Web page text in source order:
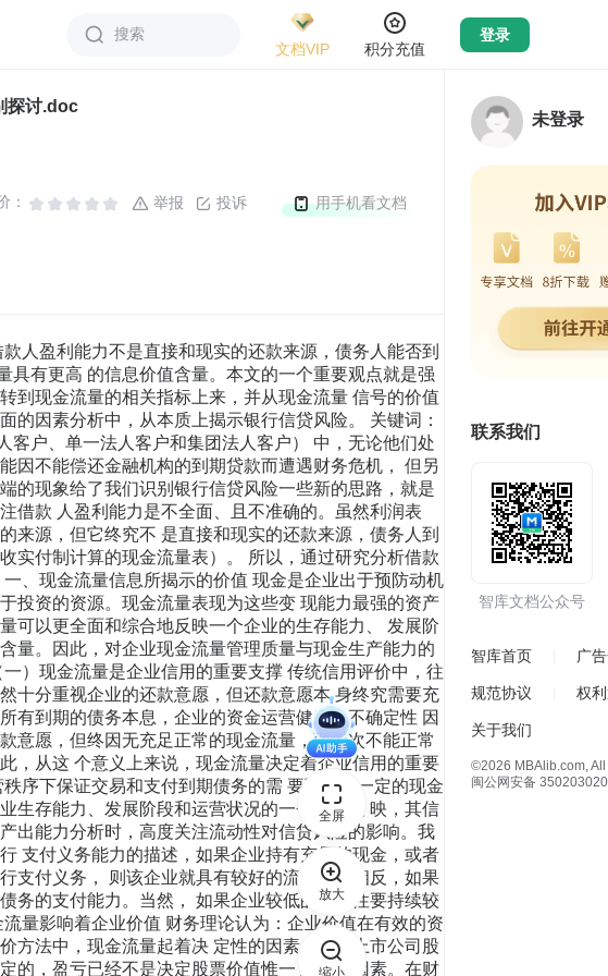
搜索
文档VIP
积分充值
登录
探讨.doc
： 投诉
举报 用手机看文档
营活动的货币“简单再生产”的状态,仍 然不能为企业扩大投资等发展提供货币支持。企业的经营活动为企业 扩大投资等发展提供货币支持,只能依赖于企业经营活动产生的现金 流量的规模继续加大。 （5）经营活动产生的现金流量大于零并在补偿当期的非现金消 耗性成本后仍有剩余 经营活动产生的现金流量大于零并在补偿当期的非现金消耗性 成本后仍有剩余,意味着企业通过正常的商品购、产、销所带来的现 金流入量,不但能够支付因经营活动而引起的货币流出、补偿全部当 期的非现金消耗性成本,而且还有余力为企业的投资等活动提供现金 流量的支持。应该说,在这种状态下,企业经营活动产生的现金流量已 经处于良好的运转状态。如果这种状态持续,则企业经营活动产生的 现金流量将对企业经营活动的稳定与发展、企业投资规模的扩大起到 重要的促进作用。 从上面的分析可以看出,企业经营活动产生的现金流量,仅仅大于 零是不够的。企业经营活动产生的现金流量要想对企业作出较大贡献, 将风险降低到最低状态，必须按上述第五种状态运行，即是：经营活 动产生的现金流量大于零并在补偿当期的非现金消耗性成本后仍有 剩余 % W9 x6 u; 2.投资活动产生的现金流量的质量分析。 （1）投资活动产生的现金流量小于零的状况 投资活动产生的现金流量小于零,意味着企业在购建固定资产、 无形资产和其他长期资产、权益性投资以及债权性投资等方面所支付 的现金之和大于企业在收回投资、分得股利或利润、取得债券利息收 入、处置固定资产、无形资产和其他长期资产而收到的现金净额之和。 企业上述投资活动的现金流量,处于“入不敷出”的状态。企业投资活动 所需资金的“缺口”,通常可以采取以下几种方式解决:(1)消耗企业现存 的货币积累;(2)挤占本来可以用于经营活动的现金,削减经营活动的 现金消耗;(3)利用经营活动积累的现金进行补充;(4)在不能挤占本来 可以用于经营活动的现金的条件下,进行额外贷款融资,以支持经营活 动的现金需要;(5)在没有贷款融资渠道的条件下,只能采用拖延债务 支付或加大投资活动引起的负债规模来解决。从投资活动的目的来分 析,企业的投资活动,主要有三个目的:(1)为企业正常生产经营活动奠 定基础,如购建固定资产、无形资产和其他长期资产等;(2)为企业对外 扩张和其他发展性目的进行权益性投资和债权性投资;(3)利用企业暂 时不用的闲置货币资金进行短期投资,以求获得较高的投资收益。在 上述三个目的中,前两种投资一般都与企业的长期规划和短期计划相 一致。第三种投资则在多数情况下是企业的一种短期理财安排。因此, 面对投资活动的现金流量小于零的企业,我们首先应当考虑的是:在企 业的投资活动符合企业的长期规划和短期计划的条件下,这种现象表 明了企业经营活动发展和企业扩张的内在需要,也反映了企业在扩张 方面的努力与尝试。但如果是“贪大求洋”、盲目扩张，甚至不惜挪用 流动资金贷款，那企业就面临着较大的风险。 （2）投资活动产生的现金流量大于等于零的状况 投资活动产生的现金流量大于等于零,意味着企业在投资活动方 面的现金流入量大于流出量。这种情况的发生,或者是由于企业在本 会计期间的投资回收活动的规模大于投资支出的规模、或者是由于企 业在经营活动与筹资活动方面急需资金而不得不处理手中的长期资 产以求变现等原因所引起。因此,必须对企业投资活动的现金流量原 因进行具体分析。 须指出的是,企业投资活动的现金流出量,有的需要由经营活动的 现金流入量来补偿。例如,企业的固定资产、无形资产购建支出,将由 未来使用有关固定资产和无形资产会计期间的经营活动的现金流量 来补偿。因此,即使在一定时期企业投资活动产生的现金流量小于零, 我们也不能对企业投资活动产生的现金流量的质量简单作出否定的 评价。 3.筹资活动产生的现金流量的质量分析 （1）筹资活动产生的现金流量大于零的状况 筹资活动产生的现金流量大于零,意味着企业在吸收权益性投资、 发行债券以及借款等方面所收到的现金之和大于企业在偿还债务、支 付筹资费用、分配股利或利润、偿付利息、融资租赁所支付的现金以 及减少注册资本等方面所支付的现金之和。在企业处于发展的起步阶 段,投资需要大量资金,企业经营活动的现金流量小于零的条件下,企 业的现金流量的需求,主要通过筹资活动来解决。因此,分析企业筹资 活动产生的现金流量大小是否正常,关键要看企业的筹资活动是否已 经纳入企业的发展规划,是企业管理层以扩大投资和经营活动为目标 的主动筹资行为还是企业因投资活动和经营活动的现金流出失控、企 业不得已的筹资行为。因为不同的筹资动机对风险的影响是不一样的。 （2）筹资活动产生的现金流量小于零的状况 筹资活动产生的现金流量小于零,意味着企业在吸收权益性投资、 发行债券以及借款等方面所收到的现金之和小于企业在偿还债务、支 付筹资费用、分配股利或利润、偿付利息、融资租赁所支付的现金以 及减少注册资本等方面所支付的现金之和。这种情况的出现,或者是 由于企业在本会计期间集中发生偿还债务、支付筹资费用、分配股利 或利润、偿付利息、融资租赁等业务,或者是因为企业经营活动与投 资活动在现金流量方面运转较好、有能力完成上述各项支付。但是, 企业筹资活动产生的现金流量小于零,也可能是企业在投资和企业扩 张方面没有更多的作为的一种表现。投资活动与筹资活动属于企业的 理财活动。在任何期间,企业均有可能因这些方面的活动而引起现金 流量的变化。不过,处于开业初期的企业,其理财活动引起的现金流量 变化较大,占企业现金流量变化的比重也较大。另一方面,理财活动也 意味着企业存在相应的财务风险。例如,企业对外发行债券和向银行 借款,就必须承担定期支付利息、到期还本的责任。如果企业不能履 行偿债责任,有关方面就会对企业采取法律措施。又如,企业购买股票, 就可能存在着股票跌价损失的风险,等等。因此,企业的理财活动越大, 风险也可能较大。 （二）现金及现金等价物净增加额的趋势与风险识别 分析了企业现金流量结构的质量和风险，我们再来从总体上观察 现金及现金等价物净增加额的增减趋势，识别企业未来短时间内潜在 的风险因素。 1.企业现金及现金等价物净增加额为正数的情况 当企业现金及现金等价物净增加额为正数时，可能出现的情况有 以下几种： （1）经营活动现金流入绝对大于现金流出，并有较大额度积累， 完全可以对外投资或归还到期债务，这时被投资单位财务状况良好， 投资风险较小。 （2）经营活动正常，对外投资得到高额回报，暂时不需要外部 资金，为减少资金占用，归还银行借款，偿付债券本息，这也表明被 投资单位有足够的经营能力和获利能力，是对其投资的最佳时机。 （3）经营持续稳定，投资项目成效明显但未到投资回收高峰， 企业信誉良好，外部资金亦不时流入，证明被投资单位风平浪静、成 熟而平稳地持续经营，没有大的投资风险。 （4）经营每况愈下，不得不尽力收回对外投资，同时大额度筹 集维持生产所需的资金，说明被投资单位将面临必然的风险。 2.现金及现金等价物净增加额为负数的情况 当现金及现金等价物净增加额为负数时，可能出现的情况有以下 几种： （1）经营正常、投资和筹资无大的起伏波动，企业仅靠期初现 金余额维持财务活动，即出现经营活动、投资活动和筹资活动现金流 量都为负数，这时需要详细分析被投资单位现金流入和现金流出的具 体内容。 （2）现金净流量总额出现负增长，现金流量内部结构呈现的升 降规律与前述分析生命周期相同，可比照预测被投资单位的风险程度。 （三）利润与现金流量背离的风险 从传统来看，银行（其它债权人）在进行贷款审查时，通常较多 的关注企业的净利润。虽然净利润与现金流量是分析企业盈利能力的 主要财务指标，但计算这两个指标所依据的理论基础不同。由利润表 提供的净利润是按照权责发生制计算的，而由现金流量表提供的现金 流量是按收付实现制计算的，两种截然相反的记账基础所计算的结果 难以保持同步性，当净利润缺乏足够的现金流量支撑时，借款企业的 巨额净利润就成了“纸黄金”。所以在分析借款企业的偿债能力时，利 润表有一定的片面性。而现金流量表可以提供企业在一定时期内，现 金流入和流出以及净现金流量的具体信息，可据此掌握企业的融资能 力、偿债能力等，是企业的投资者，债权人取得投资收益、收回贷款 本息的“晴雨表”。因此，发放贷款时以及发放以后，信贷人员一定要 对借款企业的现金流量表进行认真分析，以便把风险降到最低限度。 在会计制度制订的现金流量表中，整个业务划分为经营活动、投资活 动和筹资活动，在很多情况下都可能出现“净利润高”而“现金流量低” 的反差现象，具体表现为： 1.经营活动 （1）收入高而现金流入量低 企业会计准则规定，企业在销售商品时，收入应当在制度规定的 条件均能满足时予以确认：这些条件包括（1）企业已将商品所有权 上的主要风险和报酬转移给购货方；（2）企业既没有保留通常与所 有权相联系的继续管理权，也没有对已售出的商品实施控制；（3） 与交易相关的经济利益能够流入企业；（4）相关的收入和成本能够 可靠地计量。因此，当条件满足时，企业就应以“收入”入账，但同时 有可能由于赊销或未及时收回货款，因而造成应收账款或应收票据的 增加，却并未给企业带来相应的现金流入，由此出现收入高而现金流 入量低的现象。 （2）成本费用大多以现金方式流出 在成本费用中，除了固定资产折旧、计提的各种准备、无形资产 和待摊费用摊销等，企业的其他费用如：工资及福利费、税金及附加、 材料、水电、业务招待费等（很难递延的费用）大都以现金形式流出， 这样，一定期间内，收入可能尚未形成真正的现金流入，可费用又以 现金形式流出，因此，就会导致该期间内现金流入低于利润的情况出 现。 2.投资活动：投资收益中的“泡沫”现象 为取得更多的投资收益或出于其它目的，企业往往会进行对外投 资。企业会计制度规定，当企业对其他单位的投资占该单位有表决权 资本总额 20%或 20%以上时，或虽投资不足 20%但对被投资企业具 有重大影响的，应当采用权益法核算。在被投资企业实现净利时，投 资企业应按其所享份额调整投资的账面价值，并作为当期投资收益， 而当期被投资企业却不一定分配利润，这种利润虚
未登录
联系我们
智库文档公众号
智库首页 广
规范协议 权
关于我们
©2026 MBAlib.com,
闽公网安备
全屏
放大
缩小